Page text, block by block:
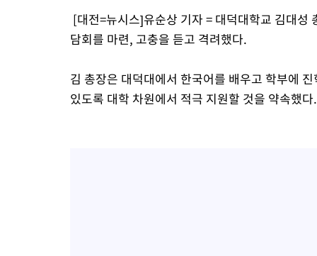
[대전=뉴시스]유순상 기자 = 대덕대학교 김대성
담회를 마련, 고충을 듣고 격려했다.
김 총장은 대덕대에서 한국어를 배우고 학부에
있도록 대학 차원에서 적극 지원할 것을 약속했다.